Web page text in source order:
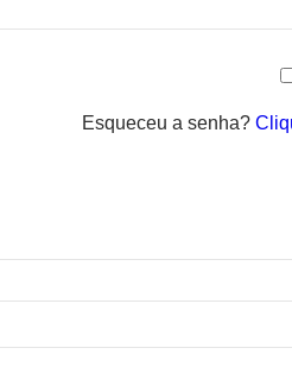
Esqueceu a senha?